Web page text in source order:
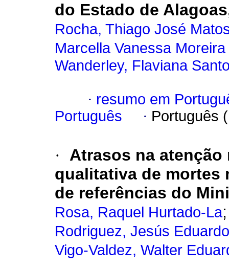
do Estado de
Rocha, Thiago José
Marcella Vanessa Moreira
Wanderley, Flaviana
· resumo em
Português
· Português
·
Atrasos na atenção
qualitativa de mortes
de referências do
Rosa, Raquel Hurtado-La
Rodriguez, Jesús Eduardo
Vigo-Valdez, Walter